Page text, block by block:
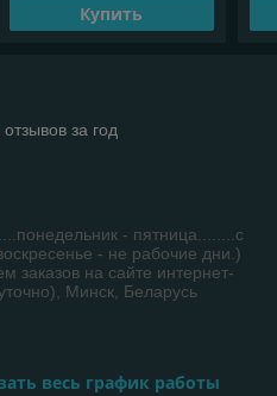
Купить
за год
- пятница........с
- не рабочие дни.)
заказов на сайте интернет-
Минск, Беларусь
весь график работы